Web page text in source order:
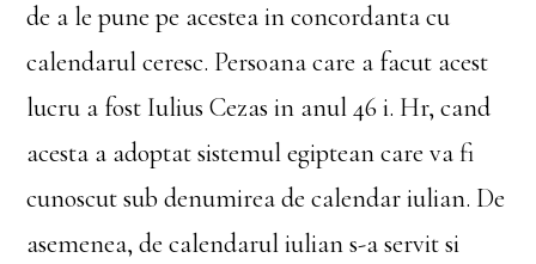
de a le pune pe acestea in concordanta cu
calendarul ceresc. Persoana care a facut acest
lucru a fost Iulius Cezas in anul 46 i. Hr, cand
acesta a adoptat sistemul egiptean care va fi
cunoscut sub denumirea de calendar iulian. De
asemenea, de calendarul iulian s-a servit si